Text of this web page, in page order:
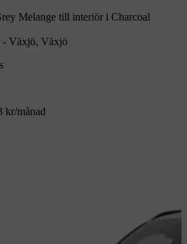
Melange till interiör i Charcoal
- Växjö, Växjö
kr/månad